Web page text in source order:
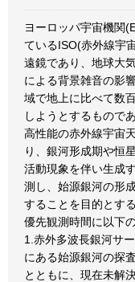
ヨーロッパ宇宙機関
ているISO(赤外線宇
遠鏡であり、地球大
による背景雑音の影
域で地上に比べて数
しようとするもので
高性能の赤外線宇宙
り、銀河形成期や恒
活動現象を伴い生成
測し、始源銀河の形
することを目的とす
優先観測時間に以下
1.赤外多波長銀河サ
にある始源銀河の探
とともに、現在未解